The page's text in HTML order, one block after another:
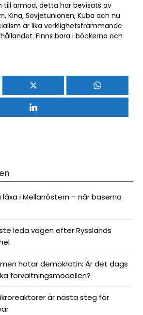
till armod, detta har bevisats av
Kina, Sovjetunionen, Kuba och nu
är lika verklighetsfrämmande
Finns bara i böckerna och
läxa i Mellanöstern – när baserna
leda vägen efter Rysslands
hotar demokratin: Är det dags
förvaltningsmodellen?
är nästa steg för